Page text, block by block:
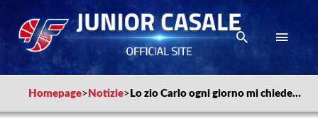
Homepage> Notizie> Lo zio Carlo ogni giorno mi chiede…